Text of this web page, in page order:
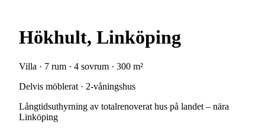
Hökhult, Linköping
Villa · 7 rum · 4 sovrum · 300 m²
Delvis möblerat · 2-våningshus
Långtidsuthyrning av totalrenoverat hus på landet – nära
Linköping